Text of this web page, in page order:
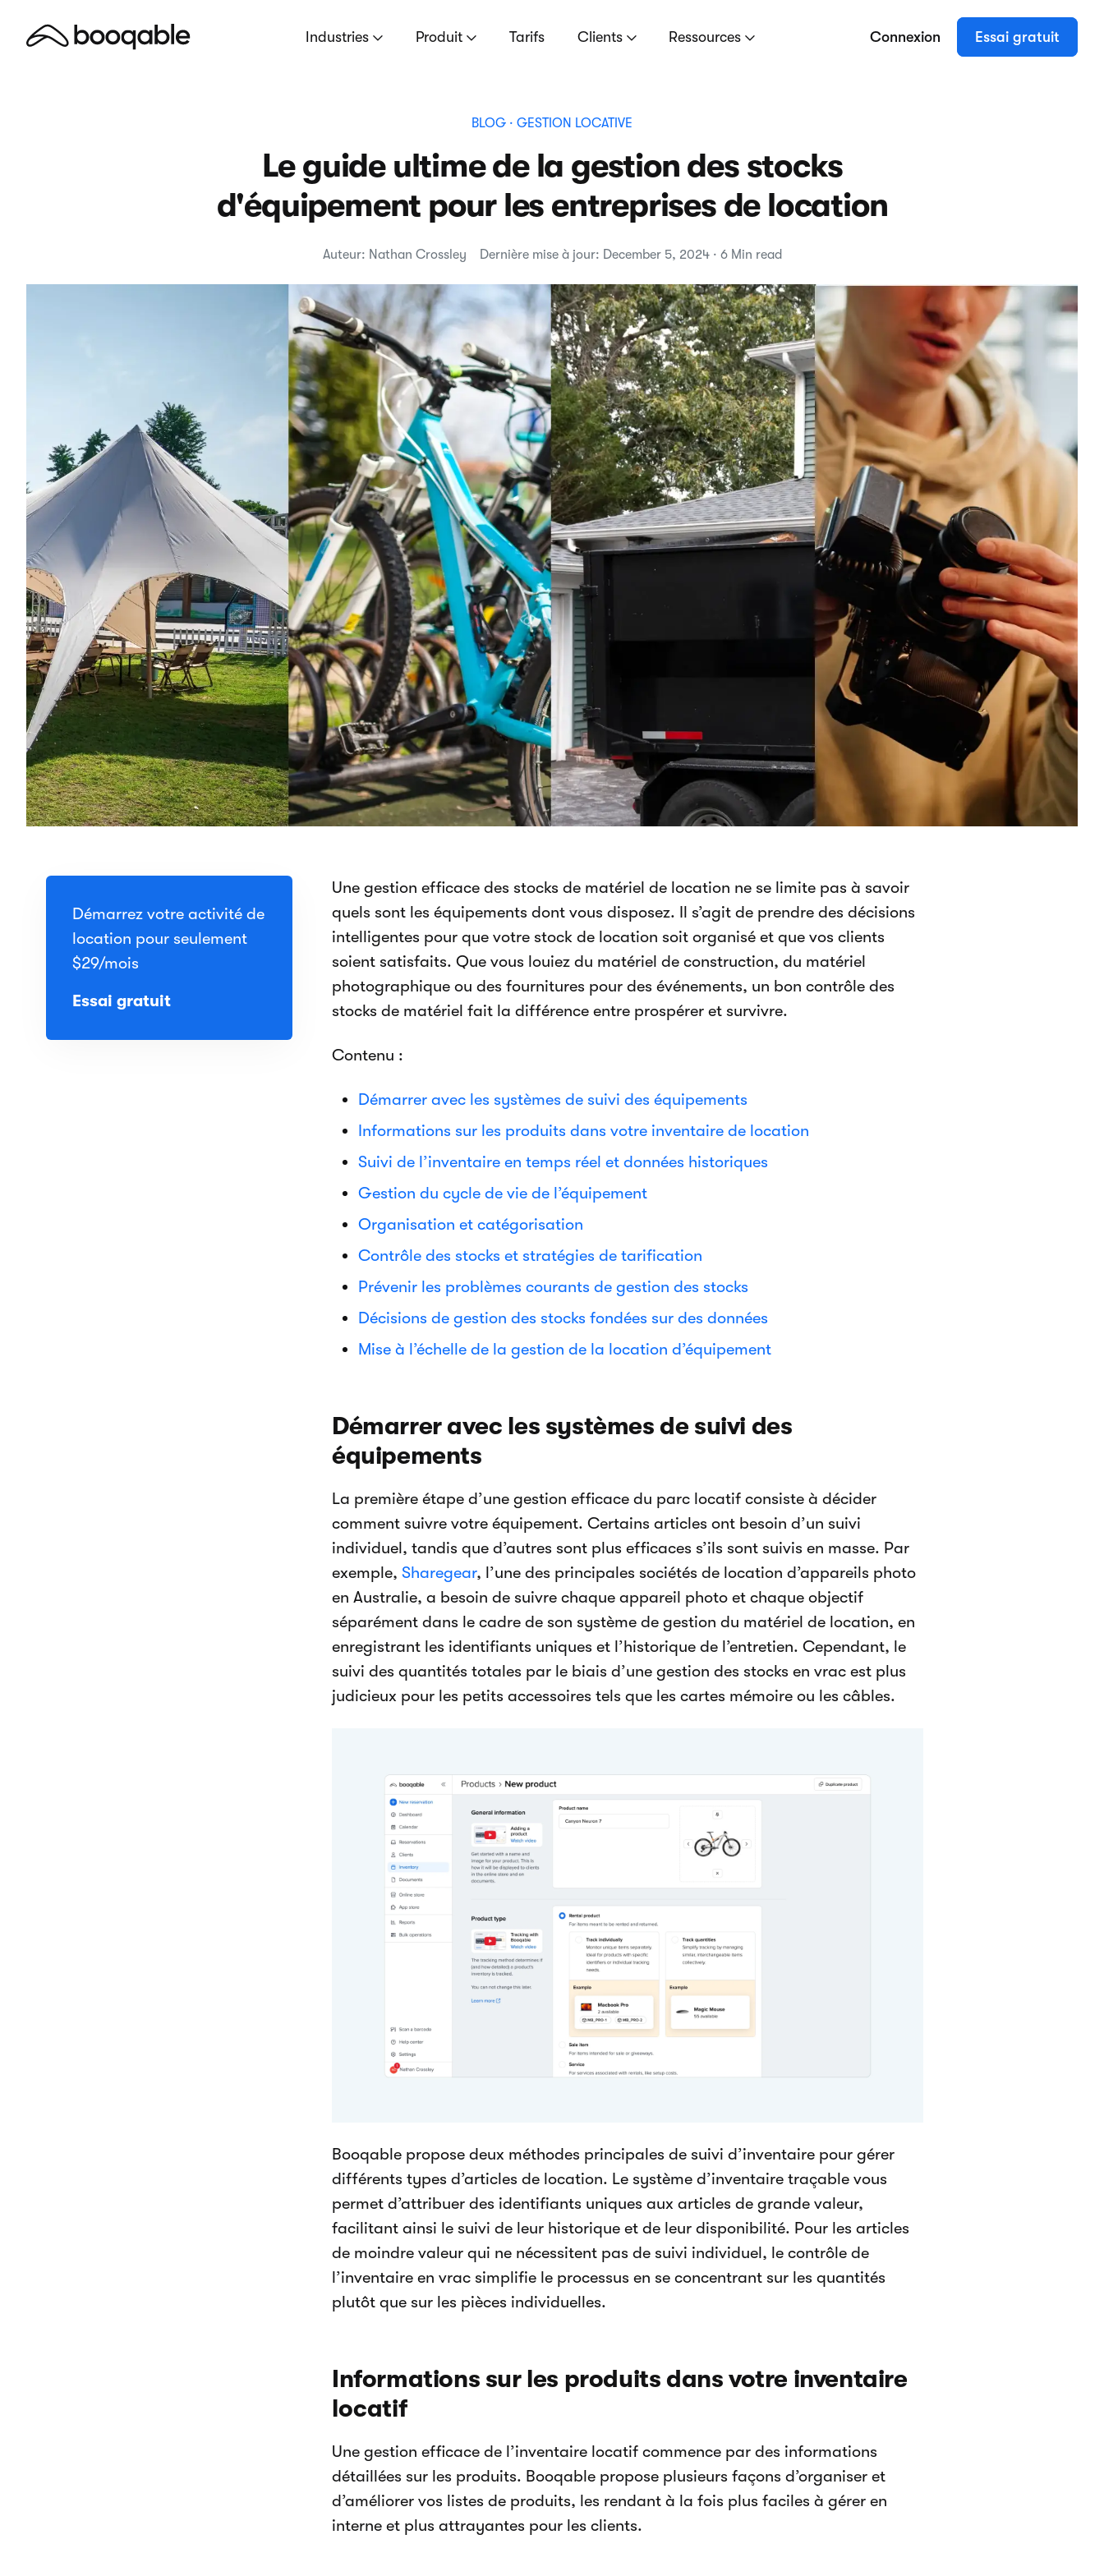
Industries Produit Tarifs Clients Ressources Connexion Essai gratuit
BLOG · GESTION LOCATIVE
Le guide ultime de la gestion des stocks
d'équipement pour les entreprises de location
Auteur: Nathan Crossley Dernière mise à jour: December 5, 2024 · 6 Min read
Démarrez votre activité de
location pour seulement
$29/mois
Essai gratuit
Une gestion efficace des stocks de matériel de location ne se limite pas à savoir
quels sont les équipements dont vous disposez. Il s’agit de prendre des décisions
intelligentes pour que votre stock de location soit organisé et que vos clients
soient satisfaits. Que vous louiez du matériel de construction, du matériel
photographique ou des fournitures pour des événements, un bon contrôle des
stocks de matériel fait la différence entre prospérer et survivre.
Contenu :
Démarrer avec les systèmes de suivi des équipements
Informations sur les produits dans votre inventaire de location
Suivi de l’inventaire en temps réel et données historiques
Gestion du cycle de vie de l’équipement
Organisation et catégorisation
Contrôle des stocks et stratégies de tarification
Prévenir les problèmes courants de gestion des stocks
Décisions de gestion des stocks fondées sur des données
Mise à l’échelle de la gestion de la location d’équipement
Démarrer avec les systèmes de suivi des
équipements
La première étape d’une gestion efficace du parc locatif consiste à décider
comment suivre votre équipement. Certains articles ont besoin d’un suivi
individuel, tandis que d’autres sont plus efficaces s’ils sont suivis en masse. Par
exemple, Sharegear, l’une des principales sociétés de location d’appareils photo
en Australie, a besoin de suivre chaque appareil photo et chaque objectif
séparément dans le cadre de son système de gestion du matériel de location, en
enregistrant les identifiants uniques et l’historique de l’entretien. Cependant, le
suivi des quantités totales par le biais d’une gestion des stocks en vrac est plus
judicieux pour les petits accessoires tels que les cartes mémoire ou les câbles.
Booqable propose deux méthodes principales de suivi d’inventaire pour gérer
différents types d’articles de location. Le système d’inventaire traçable vous
permet d’attribuer des identifiants uniques aux articles de grande valeur,
facilitant ainsi le suivi de leur historique et de leur disponibilité. Pour les articles
de moindre valeur qui ne nécessitent pas de suivi individuel, le contrôle de
l’inventaire en vrac simplifie le processus en se concentrant sur les quantités
plutôt que sur les pièces individuelles.
Informations sur les produits dans votre inventaire
locatif
Une gestion efficace de l’inventaire locatif commence par des informations
détaillées sur les produits. Booqable propose plusieurs façons d’organiser et
d’améliorer vos listes de produits, les rendant à la fois plus faciles à gérer en
interne et plus attrayantes pour les clients.